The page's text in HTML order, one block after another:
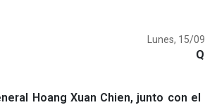
Lunes, 15/
Hoang Xuan Chien, junto con el